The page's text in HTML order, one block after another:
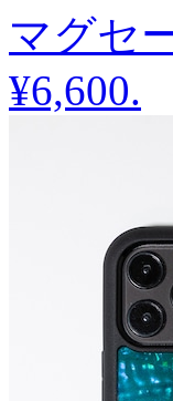
マグセ
¥6,600.